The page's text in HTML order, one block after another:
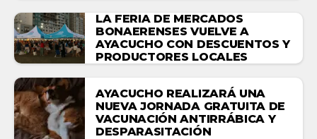
LA FERIA DE MERCADOS
BONAERENSES VUELVE A
AYACUCHO CON DESCUENTOS Y
PRODUCTORES LOCALES
AYACUCHO REALIZARÁ UNA
NUEVA JORNADA GRATUITA DE
VACUNACIÓN ANTIRRÁBICA Y
DESPARASITACIÓN